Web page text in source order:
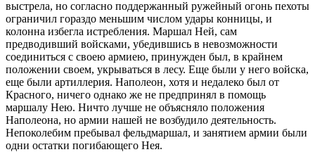
выстрела, но согласно поддержанный ружейный огонь пехоты
ограничил гораздо меньшим числом удары конницы, и
колонна избегла истребления. Маршал Ней, сам
предводивший войсками, убедившись в невозможности
соединиться с своею армиею, принужден был, в крайнем
положении своем, укрываться в лесу. Еще были у него войска,
еще были артиллерия. Наполеон, хотя и недалеко был от
Красного, ничего однако же не предпринял в помощь
маршалу Нею. Ничто лучше не объясняло положения
Наполеона, но армии нашей не возбудило деятельность.
Непоколебим пребывал фельдмаршал, и занятием армии были
одни остатки погибающего Нея.